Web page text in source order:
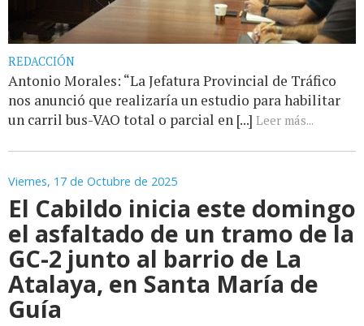
REDACCIÓN
Antonio Morales: “La Jefatura Provincial de Tráfico
nos anunció que realizaría un estudio para habilitar
un carril bus-VAO total o parcial en [...] Leer más...
Viernes, 17 de Octubre de 2025
El Cabildo inicia este domingo
el asfaltado de un tramo de la
GC-2 junto al barrio de La
Atalaya, en Santa María de
Guía